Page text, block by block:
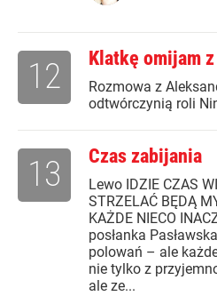
Klatkę omijam
Rozmowa z
odtwórczynią roli
12
Czas zabijania
Lewo IDZIE CZAS
STRZELAĆ BĘDĄ
KAŻDE NIECO
posłanka
polowań – ale
nie tylko z
ale ze...
13